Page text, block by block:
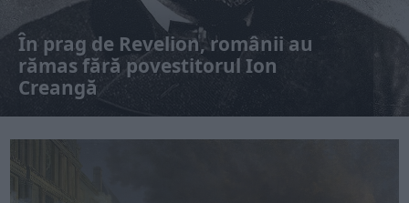
În prag de Revelion, românii au
rămas fără povestitorul Ion
Creangă